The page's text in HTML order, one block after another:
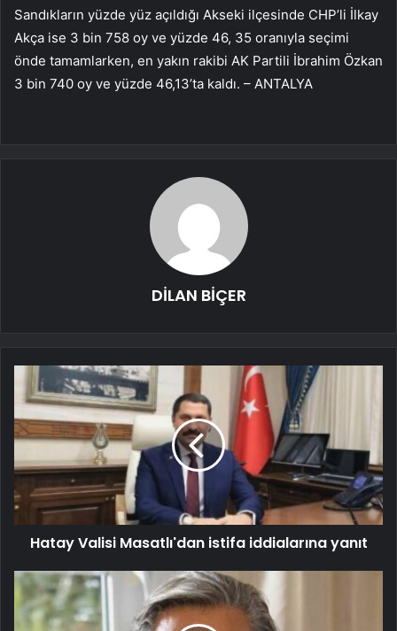
Sandıkların yüzde yüz açıldığı Akseki ilçesinde CHP’li İlkay
Akça ise 3 bin 758 oy ve yüzde 46, 35 oranıyla seçimi
önde tamamlarken, en yakın rakibi AK Partili İbrahim Özkan
3 bin 740 oy ve yüzde 46,13’ta kaldı. – ANTALYA
DİLAN BİÇER
Hatay Valisi Masatlı'dan istifa iddialarına yanıt